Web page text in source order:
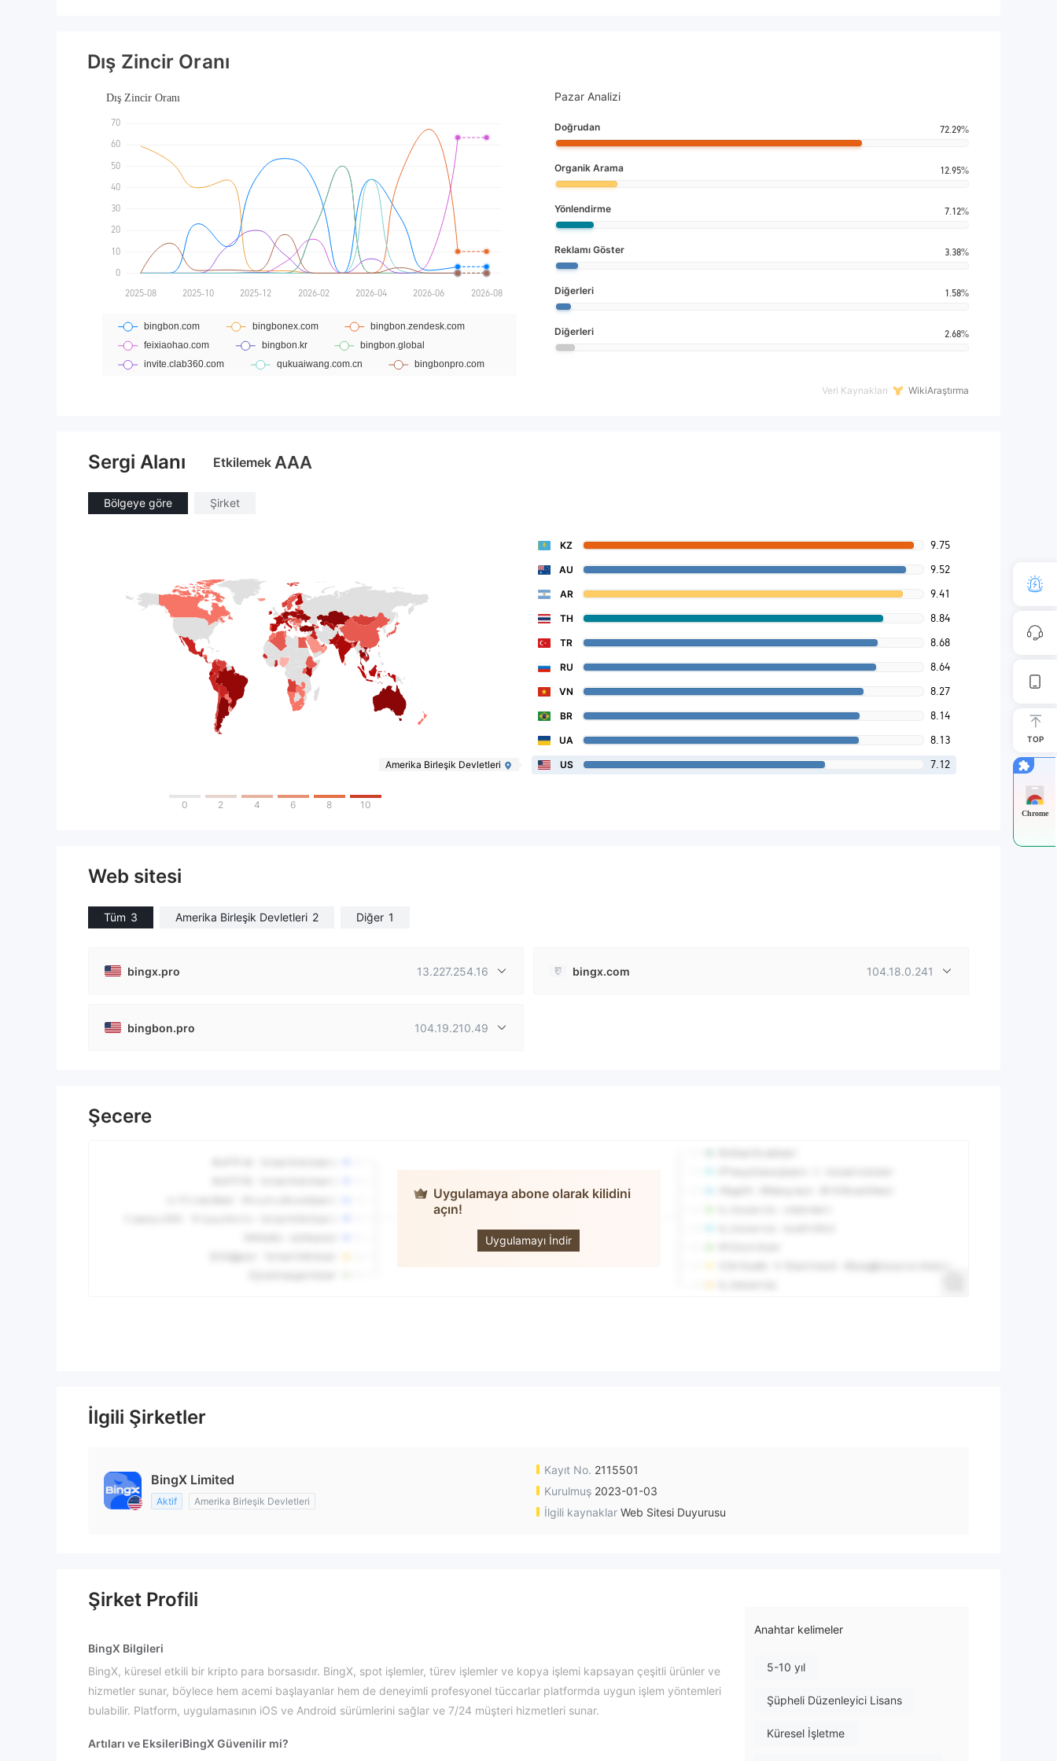
şekkür ederim teşekkür ederim
Dış Zincir Oranı
Pazar Analizi
Doğrudan 72.29%
Organik Arama 12.95%
Yönlendirme 7.12%
Reklamı Göster 3.38%
Diğerleri 1.58%
Diğerleri 2.68%
Veri Kaynakları WikiAraştırma
Sergi Alanı Etkilemek AAA
Bölgeye göre Şirket
0 2 4 6 8 10
KZ 9.75
AU 9.52
AR 9.41
TH 8.84
TR 8.68
RU 8.64
VN 8.27
BR 8.14
UA 8.13
Amerika Birleşik Devletleri US 7.12
Web sitesi
Tüm 3 Amerika Birleşik Devletleri 2 Diğer 1
bingx.pro 13.227.254.16 bingx.com 104.18.0.241
bingbon.pro 104.19.210.49
Şecere
Uygulamaya abone olarak kilidini
açın!
Uygulamayı İndir
İlgili Şirketler
BingX Limited
Aktif Amerika Birleşik Devletleri
Kayıt No. 2115501
Kurulmuş 2023-01-03
İlgili kaynaklar Web Sitesi Duyurusu
Şirket Profili
BingX Bilgileri
BingX, küresel etkili bir kripto para borsasıdır. BingX, spot işlemler, türev işlemler ve kopya işlemi kapsayan çeşitli ürünler ve
hizmetler sunar, böylece hem acemi başlayanlar hem de deneyimli profesyonel tüccarlar platformda uygun işlem yöntemleri
bulabilir. Platform, uygulamasının iOS ve Android sürümlerini sağlar ve 7/24 müşteri hizmetleri sunar.
Artıları ve EksileriBingX Güvenilir mi?
Anahtar kelimeler
5-10 yıl
Şüpheli Düzenleyici Lisans
Küresel İşletme
TOP
Chrome